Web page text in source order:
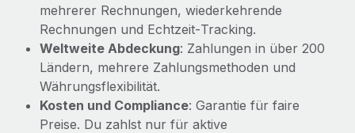
mehrerer Rechnungen, wiederkehrende
Rechnungen und Echtzeit‑Tracking.
Weltweite Abdeckung: Zahlungen in über 200
Ländern, mehrere Zahlungsmethoden und
Währungsflexibilität.
Kosten und Compliance: Garantie für faire
Preise. Du zahlst nur für aktive